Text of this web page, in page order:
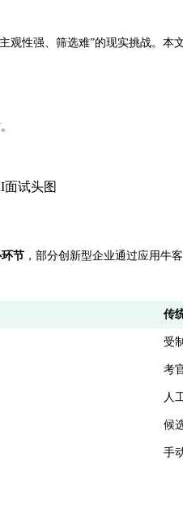
性强、筛选难”的现实挑战。
节 ，部分创新型企业通过应用牛
传
受
考
人
候
手